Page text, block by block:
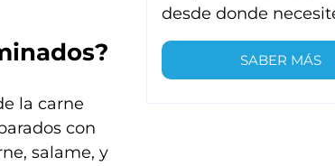
la carne
con
salame, y
desde donde
SABER MÁS